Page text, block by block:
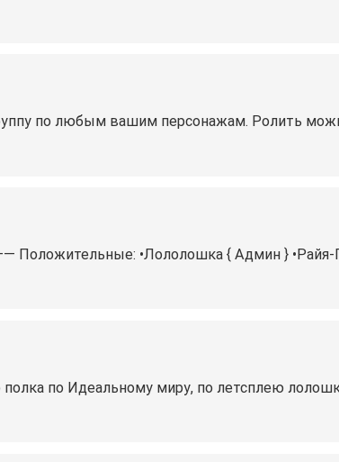
по любым вашим персонажам. Ролить
•Лололошка { Админ } •Райя-
полка по Идеальному миру, по летсплею